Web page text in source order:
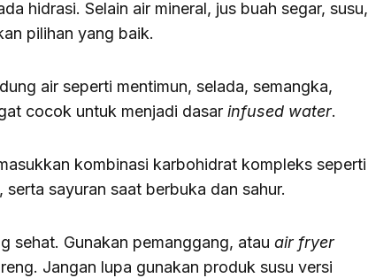
hidrasi. Selain air mineral, jus buah segar, susu,
pilihan yang baik.
air seperti mentimun, selada, semangka,
cocok untuk menjadi dasar infused water.
kombinasi karbohidrat kompleks seperti
sayuran saat berbuka dan sahur.
sehat. Gunakan pemanggang, atau air fryer
Jangan lupa gunakan produk susu versi